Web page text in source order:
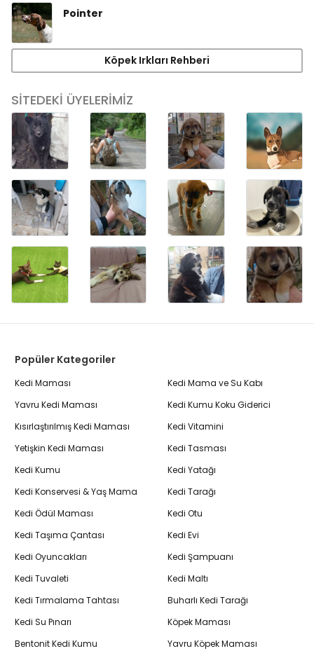
Pointer
Köpek Irkları Rehberi
SİTEDEKİ ÜYELERİMİZ
Popüler Kategoriler
Kedi Maması
Yavru Kedi Maması
Kısırlaştırılmış Kedi Maması
Yetişkin Kedi Maması
Kedi Kumu
Kedi Konservesi & Yaş Mama
Kedi Ödül Maması
Kedi Taşıma Çantası
Kedi Oyuncakları
Kedi Tuvaleti
Kedi Tırmalama Tahtası
Kedi Su Pınarı
Bentonit Kedi Kumu
Kedi Mama ve Su Kabı
Kedi Kumu Koku Giderici
Kedi Vitamini
Kedi Tasması
Kedi Yatağı
Kedi Tarağı
Kedi Otu
Kedi Evi
Kedi Şampuanı
Kedi Maltı
Buharlı Kedi Tarağı
Köpek Maması
Yavru Köpek Maması